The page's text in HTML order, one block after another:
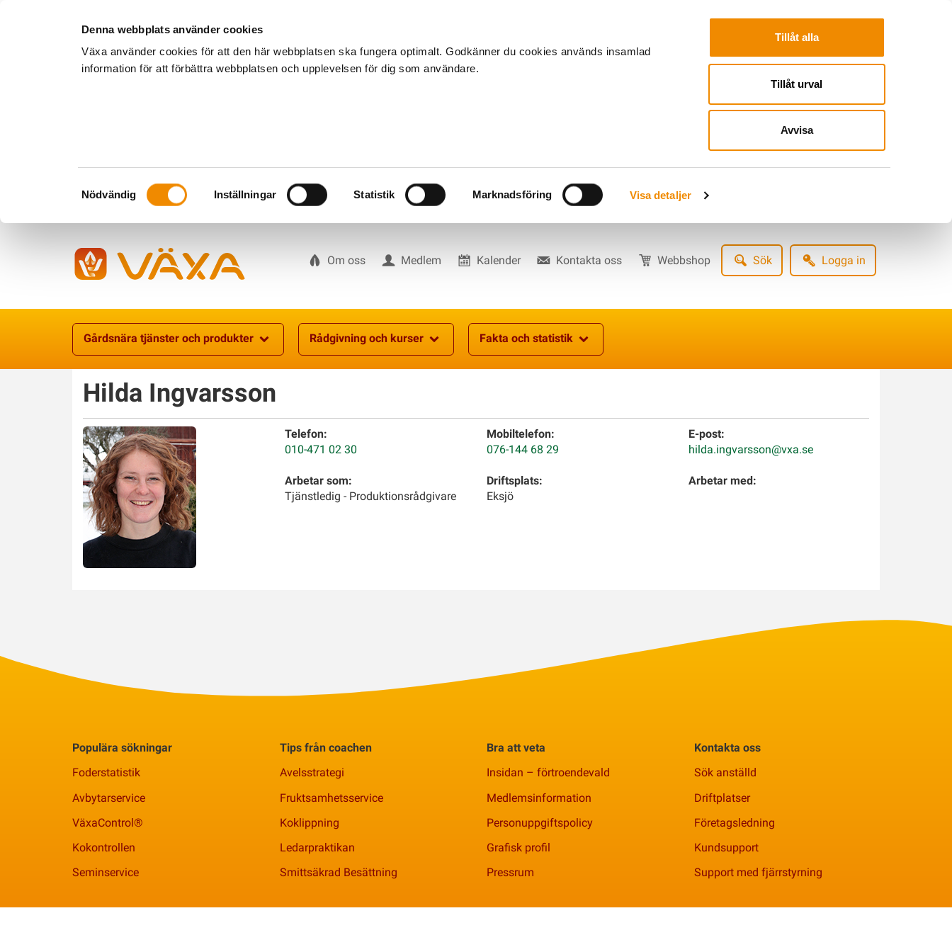
Denna webbplats använder cookies
Växa använder cookies för att den här webbplatsen ska fungera optimalt. Godkänner du cookies används insamlad
information för att förbättra webbplatsen och upplevelsen för dig som användare.
Samtyckesval
Nödvändig Inställningar Statistik Marknadsföring Visa detaljer
Tillåt alla
Tillåt urval
Avvisa
Om oss Medlem Kalender Kontakta oss Webbshop Sök Logga in
Gårdsnära tjänster och produkter
Rådgivning och kurser Fakta och statistik
Hilda Ingvarsson
Telefon:
010-471 02 30
Mobiltelefon:
076-144 68 29
E-post:
hilda.ingvarsson@vxa.se
Arbetar som:
Tjänstledig - Produktionsrådgivare
Driftsplats:
Eksjö
Arbetar med:
Populära sökningar
Foderstatistik
Avbytarservice
VäxaControl®
Kokontrollen
Seminservice
Tips från coachen
Avelsstrategi
Fruktsamhetsservice
Koklippning
Ledarpraktikan
Smittsäkrad Besättning
Bra att veta
Insidan – förtroendevald
Medlemsinformation
Personuppgiftspolicy
Grafisk profil
Pressrum
Kontakta oss
Sök anställd
Driftplatser
Företagsledning
Kundsupport
Support med fjärrstyrning